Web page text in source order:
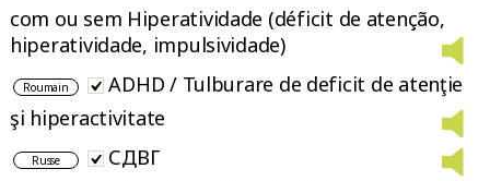
com ou sem Hiperatividade (déficit de atenção,
hiperatividade, impulsividade)
Roumain
ADHD / Tulburare de deficit de atenţie
şi hiperactivitate
Russe СДВГ